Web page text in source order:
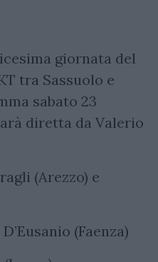
giornata del
tra Sassuolo e
sabato 23
diretta da Valerio
(Arezzo) e
(Faenza)